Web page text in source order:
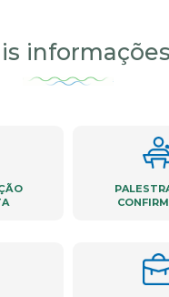
informações